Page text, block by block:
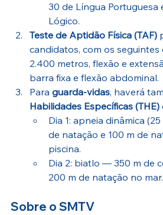
30 de Língua Portuguesa
Lógico.
Teste de Aptidão Física (TAF)
candidatos, com os seguintes
2.400 metros, flexão e
barra fixa e flexão abdominal.
Para guarda-vidas, haverá
Habilidades Específicas (THE)
Dia 1: apneia dinâmica
de natação e 100 m de
piscina.
Dia 2: biatlo — 350 m de
200 m de natação no mar.
Sobre o SMTV